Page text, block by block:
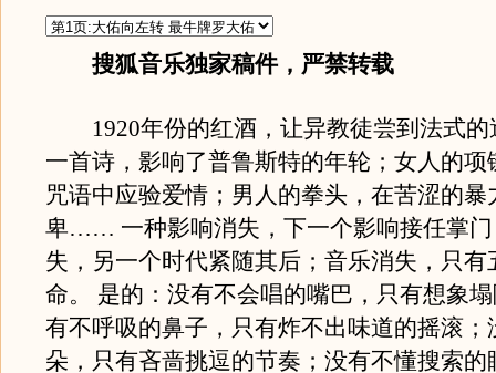
搜狐音乐独家稿件，严禁转载
1920年份的红酒，让异教徒尝到法式的
一首诗，影响了普鲁斯特的年轮；女人的项
咒语中应验爱情；男人的拳头，在苦涩的暴
卑…… 一种影响消失，下一个影响接任掌门
失，另一个时代紧随其后；音乐消失，只有
命。 是的：没有不会唱的嘴巴，只有想象
有不呼吸的鼻子，只有炸不出味道的摇滚；
朵，只有吝啬挑逗的节奏；没有不懂搜索的